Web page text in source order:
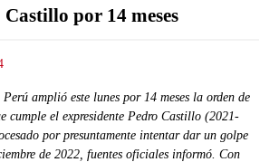
por 14 meses
amplió este lunes por 14 meses la orden de
cumple el expresidente Pedro Castillo (2021-
por presuntamente intentar dar un golpe
de 2022, fuentes oficiales informó. Con